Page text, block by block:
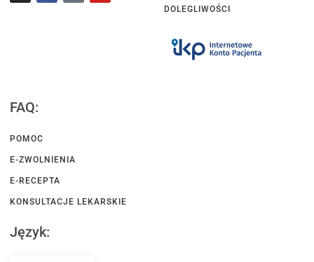
DOLEGLIWOŚCI
FAQ:
POMOC
E-ZWOLNIENIA
E-RECEPTA
KONSULTACJE LEKARSKIE
Język: